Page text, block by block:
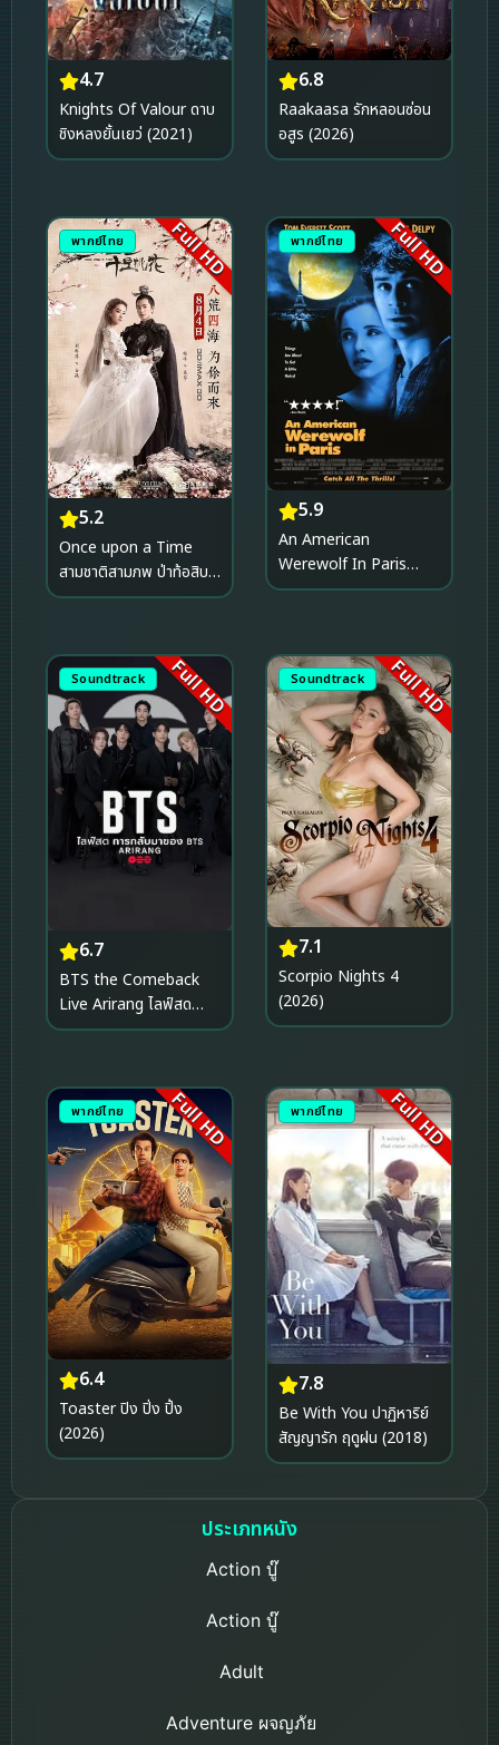
4.7
Knights Of Valour ดาบ
ชิงหลงยั้นเยว่ (2021)
6.8
Raakaasa รักหลอนซ่อน
อสูร (2026)
พากย์ไทย Full HD
5.2
Once upon a Time
สามชาติสามภพ ป่าท้อสิบ
หลี่ (2017)
พากย์ไทย Full HD
5.9
An American
Werewolf In Paris
(1997) คืนสยองคนหอน
Soundtrack Full HD
6.7
BTS the Comeback
Live Arirang ไลฟ์สด
การกลับมาของ BTS
Soundtrack Full HD
7.1
Scorpio Nights 4
(2026)
พากย์ไทย Full HD
6.4
Toaster ปิง ปิ่ง ปิ้ง
(2026)
พากย์ไทย Full HD
7.8
Be With You ปาฏิหาริย์
สัญญารัก ฤดูฝน (2018)
ประเภทหนัง
Action บู๊
Action บู๊
Adult
Adventure ผจญภัย